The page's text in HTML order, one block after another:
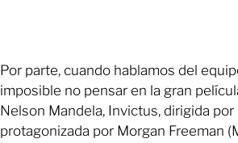
Por parte, cuando hablamos del
imposible no pensar en la gran
Nelson Mandela, Invictus, dirigida
protagonizada por Morgan Freeman